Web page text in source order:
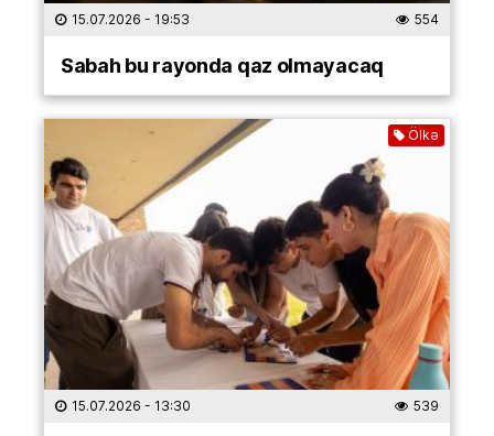
15.07.2026 - 19:53 554
Sabah bu rayonda qaz olmayacaq
Ölkə
15.07.2026 - 13:30 539